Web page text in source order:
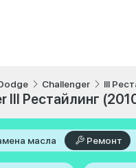
Challenger III
III Рестайлинг
масла Ремонт